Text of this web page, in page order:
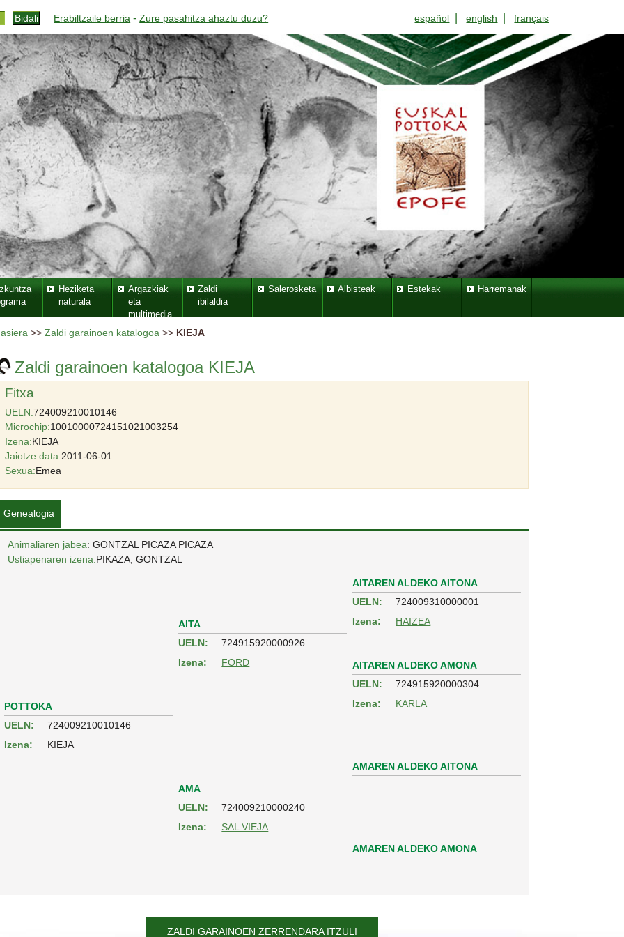
Erabiltzaile berria -Zure pasahitza ahaztu duzu? español |english |français
Heziketa
naturala
Argazkiak
eta
multimedia
Zaldi
ibilaldia
Salerosketa Albisteak Estekak Harremanak
>>Zaldi garainoen katalogoa >> KIEJA
Zaldi garainoen katalogoa KIEJA
Fitxa
UELN:724009210010146
Microchip:10010000724151021003254
Izena:KIEJA
Jaiotze data:2011-06-01
Sexua:Emea
Genealogia
Animaliaren jabea: GONTZAL PICAZA PICAZA
Ustiapenaren izena:PIKAZA, GONTZAL
POTTOKA
UELN:
724009210010146
Izena:
KIEJA
AITA
UELN:
724915920000926
Izena:
FORD
AITAREN ALDEKO AITONA
UELN:
724009310000001
Izena:
HAIZEA
AITAREN ALDEKO AMONA
UELN:
724915920000304
Izena:
KARLA
AMA
UELN:
724009210000240
Izena:
SAL VIEJA
AMAREN ALDEKO AITONA
AMAREN ALDEKO AMONA
ZALDI GARAINOEN ZERRENDARA ITZULI